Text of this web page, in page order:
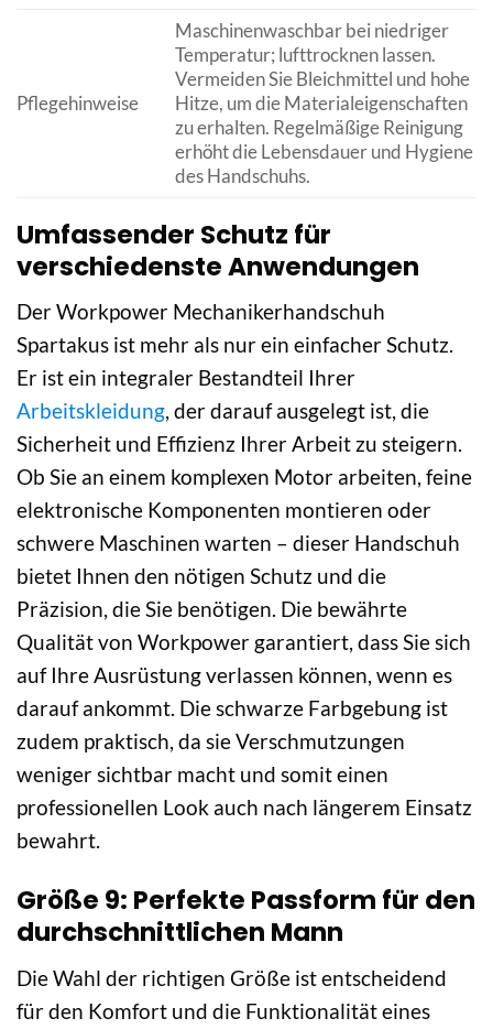
Pflegehinweise
Maschinenwaschbar bei niedriger
Temperatur; lufttrocknen lassen.
Vermeiden Sie Bleichmittel und hohe
Hitze, um die Materialeigenschaften
zu erhalten. Regelmäßige Reinigung
erhöht die Lebensdauer und Hygiene
des Handschuhs.
Umfassender Schutz für
verschiedenste Anwendungen
Der Workpower Mechanikerhandschuh
Spartakus ist mehr als nur ein einfacher Schutz.
Er ist ein integraler Bestandteil Ihrer
Arbeitskleidung, der darauf ausgelegt ist, die
Sicherheit und Effizienz Ihrer Arbeit zu steigern.
Ob Sie an einem komplexen Motor arbeiten, feine
elektronische Komponenten montieren oder
schwere Maschinen warten – dieser Handschuh
bietet Ihnen den nötigen Schutz und die
Präzision, die Sie benötigen. Die bewährte
Qualität von Workpower garantiert, dass Sie sich
auf Ihre Ausrüstung verlassen können, wenn es
darauf ankommt. Die schwarze Farbgebung ist
zudem praktisch, da sie Verschmutzungen
weniger sichtbar macht und somit einen
professionellen Look auch nach längerem Einsatz
bewahrt.
Größe 9: Perfekte Passform für den
durchschnittlichen Mann
Die Wahl der richtigen Größe ist entscheidend
für den Komfort und die Funktionalität eines